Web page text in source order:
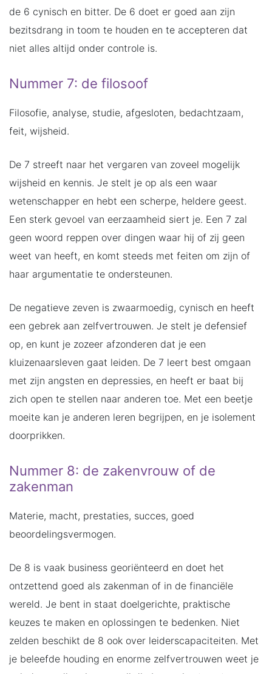
de 6 cynisch en bitter. De 6 doet er goed aan zijn
bezitsdrang in toom te houden en te accepteren dat
niet alles altijd onder controle is.
Nummer 7: de filosoof
Filosofie, analyse, studie, afgesloten, bedachtzaam,
feit, wijsheid.
De 7 streeft naar het vergaren van zoveel mogelijk
wijsheid en kennis. Je stelt je op als een waar
wetenschapper en hebt een scherpe, heldere geest.
Een sterk gevoel van eerzaamheid siert je. Een 7 zal
geen woord reppen over dingen waar hij of zij geen
weet van heeft, en komt steeds met feiten om zijn of
haar argumentatie te ondersteunen.
De negatieve zeven is zwaarmoedig, cynisch en heeft
een gebrek aan zelfvertrouwen. Je stelt je defensief
op, en kunt je zozeer afzonderen dat je een
kluizenaarsleven gaat leiden. De 7 leert best omgaan
met zijn angsten en depressies, en heeft er baat bij
zich open te stellen naar anderen toe. Met een beetje
moeite kan je anderen leren begrijpen, en je isolement
doorprikken.
Nummer 8: de zakenvrouw of de
zakenman
Materie, macht, prestaties, succes, goed
beoordelingsvermogen.
De 8 is vaak business georiënteerd en doet het
ontzettend goed als zakenman of in de financiële
wereld. Je bent in staat doelgerichte, praktische
keuzes te maken en oplossingen te bedenken. Niet
zelden beschikt de 8 ook over leiderscapaciteiten. Met
je beleefde houding en enorme zelfvertrouwen weet je